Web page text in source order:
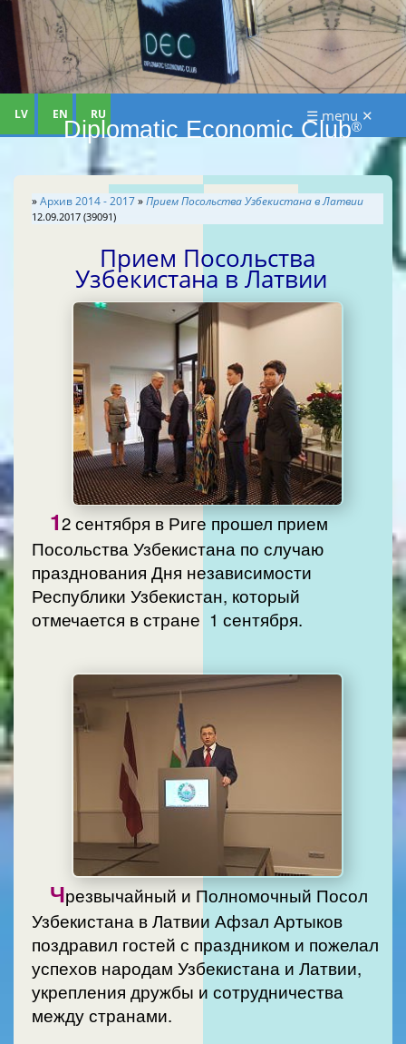
Diplomatic Economic Club®
LV EN RU ☰ menu ✕
»Архив 2014 - 2017» Прием Посольства Узбекистана в Латвии
12.09.2017 (39091)
Прием Посольства
Узбекистана в Латвии
12 сентября в Риге прошел прием
Посольства Узбекистана по случаю
празднования Дня независимости
Республики Узбекистан, который
отмечается в стране 1 сентября.
Чрезвычайный и Полномочный Посол
Узбекистана в Латвии Афзал Артыков
поздравил гостей с праздником и пожелал
успехов народам Узбекистана и Латвии,
укрепления дружбы и сотрудничества
между странами.